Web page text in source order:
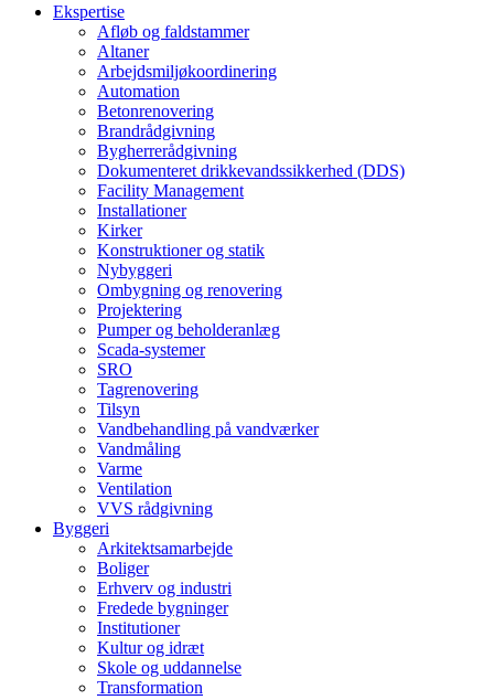
Ekspertise
Afløb og faldstammer
Altaner
Arbejdsmiljøkoordinering
Automation
Betonrenovering
Brandrådgivning
Bygherrerådgivning
Dokumenteret drikkevandssikkerhed (DDS)
Facility Management
Installationer
Kirker
Konstruktioner og statik
Nybyggeri
Ombygning og renovering
Projektering
Pumper og beholderanlæg
Scada-systemer
SRO
Tagrenovering
Tilsyn
Vandbehandling på vandværker
Vandmåling
Varme
Ventilation
VVS rådgivning
Byggeri
Arkitektsamarbejde
Boliger
Erhverv og industri
Fredede bygninger
Institutioner
Kultur og idræt
Skole og uddannelse
Transformation